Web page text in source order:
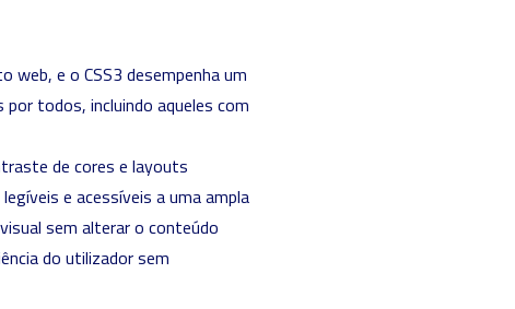
web, e o CSS3 desempenha um
todos, incluindo aqueles com
de cores e layouts
e acessíveis a uma ampla
sem alterar o conteúdo
do utilizador sem